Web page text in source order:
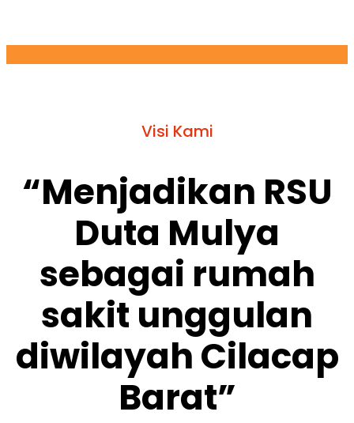
Visi Kami
“Menjadikan RSU
Duta Mulya
sebagai rumah
sakit unggulan
diwilayah Cilacap
Barat”